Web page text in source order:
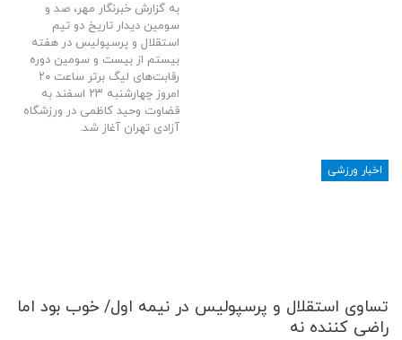
به گزارش خبرنگار مهر، صد و
سومین دیدار تاریخ دو تیم
استقلال و پرسپولیس در هفته
بیستم از بیست و سومین دوره
رقابت‌های لیگ برتر ساعت ۲۰
امروز چهارشنبه ۲۳ اسفند به
قضاوت وحید کاظمی در ورزشگاه
آزادی تهران آغاز شد.
اخبار ورزشی
تساوی استقلال و پرسپولیس در نیمه اول/ خوب بود اما
راضی کننده نه